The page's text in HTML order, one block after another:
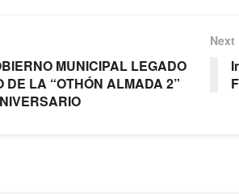
MUNICIPAL LEGADO
DE LA “OTHÓN ALMADA 2”
Next